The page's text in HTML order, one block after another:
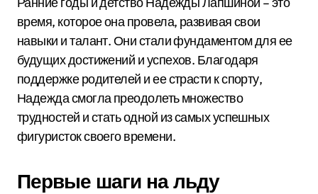
время, которое она провела, развивая свои
навыки и талант. Они стали фундаментом для ее
будущих достижений и успехов. Благодаря
поддержке родителей и ее страсти к спорту,
Надежда смогла преодолеть множество
трудностей и стать одной из самых успешных
фигуристок своего времени.
Первые шаги на льду